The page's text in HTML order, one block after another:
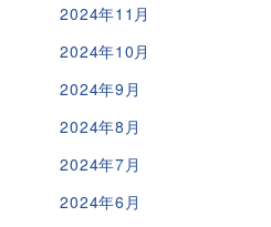
2024年11月
2024年10月
2024年9月
2024年8月
2024年7月
2024年6月